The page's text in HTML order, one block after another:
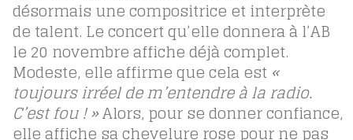
désormais une compositrice et interprète
de talent. Le concert qu’elle donnera à l’AB
le 20 novembre affiche déjà complet.
Modeste, elle affirme que cela est «
toujours irréel de m’entendre à la radio.
C’est fou ! »Alors, pour se donner confiance,
elle affiche sa chevelure rose pour ne pas